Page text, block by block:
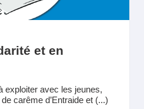
et en
exploiter avec les jeunes,
carême d’Entraide et (...)